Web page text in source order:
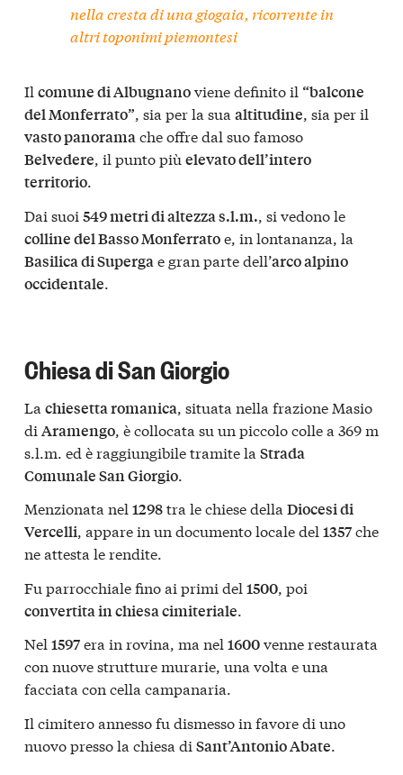
nella cresta di una giogaia, ricorrente in
altri toponimi piemontesi
Il comune di Albugnanoviene definito il “balcone
del Monferrato”, sia per la sua altitudine, sia per il
vasto panoramache offre dal suo famoso
Belvedere, il punto più elevato dell’intero
territorio.
Dai suoi 549 metri di altezza s.l.m., si vedono le
colline del Basso Monferratoe, in lontananza, la
Basilica di Supergae gran parte dell’arco alpino
occidentale.
Chiesa di San Giorgio
La chiesetta romanica, situata nella frazione Masio
di Aramengo, è collocata su un piccolo colle a 369 m
s.l.m. ed è raggiungibile tramite la Strada
Comunale San Giorgio.
Menzionata nel 1298tra le chiese della Diocesi di
Vercelli, appare in un documento locale del 1357che
ne attesta le rendite.
Fu parrocchiale fino ai primi del 1500, poi
convertita in chiesa cimiteriale.
Nel 1597era in rovina, ma nel 1600venne restaurata
con nuove strutture murarie, una volta e una
facciata con cella campanaria.
Il cimitero annesso fu dismesso in favore di uno
nuovo presso la chiesa di Sant’Antonio Abate.